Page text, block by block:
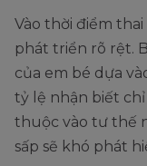
Vào thời điểm
phát triển rõ rệt.
của em bé dựa
tỷ lệ nhận biết
thuộc vào tư thế
sấp sẽ khó phát